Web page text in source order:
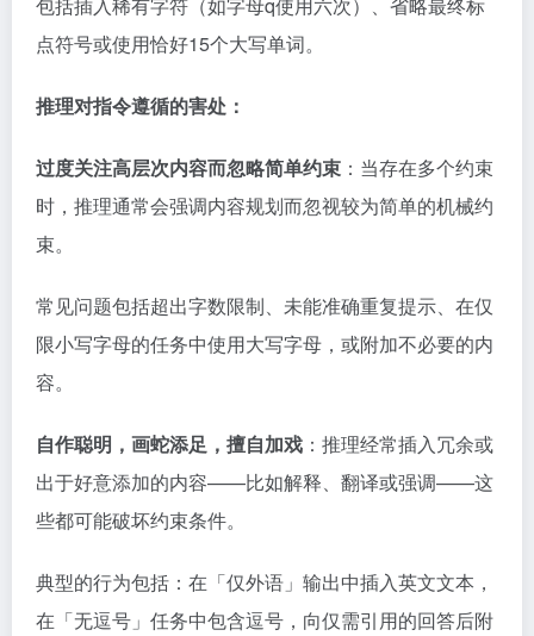
包括插入稀有字符（如字母q使用六次）、省略最终标
点符号或使用恰好15个大写单词。
推理对指令遵循的害处：
过度关注高层次内容而忽略简单约束 ：当存在多个约束
时，推理通常会强调内容规划而忽视较为简单的机械约
束。
常见问题包括超出字数限制、未能准确重复提示、在仅
限小写字母的任务中使用大写字母，或附加不必要的内
容。
自作聪明，画蛇添足，擅自加戏 ：推理经常插入冗余或
出于好意添加的内容——比如解释、翻译或强调——这
些都可能破坏约束条件。
典型的行为包括：在「仅外语」输出中插入英文文本，
在「无逗号」任务中包含逗号，向仅需引用的回答后附